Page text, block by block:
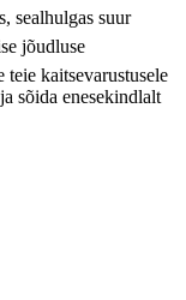
sealhulgas suur
jõudluse
kaitsevarustusele
sõida enesekindlalt